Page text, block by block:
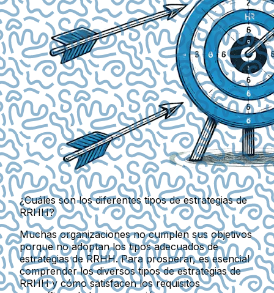
¿Cuáles son los diferentes tipos de estrategias de
RRHH?
Muchas organizaciones no cumplen sus objetivos
porque no adoptan los tipos adecuados de
estrategias de RRHH. Para prosperar, es esencial
comprender los diversos tipos de estrategias de
RRHH y cómo satisfacen los requisitos